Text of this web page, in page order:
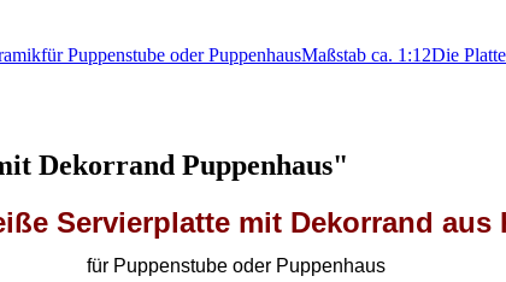
Puppenstube oder PuppenhausMaßstab ca. 1:12Die
Dekorrand Puppenhaus"
Servierplatte mit Dekorrand aus
für Puppenstube oder Puppenhaus